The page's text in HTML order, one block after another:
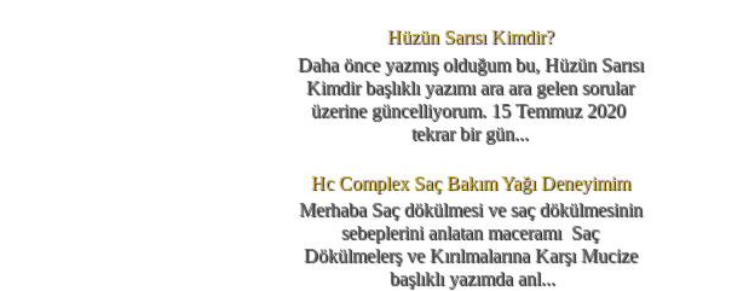
Hüzün Sarısı Kimdir?
Daha önce yazmış olduğum bu, Hüzün Sarısı
Kimdir başlıklı yazımı ara ara gelen sorular
üzerine güncelliyorum. 15 Temmuz 2020
tekrar bir gün...
Hc Complex Saç Bakım Yağı Deneyimim
Merhaba Saç dökülmesi ve saç dökülmesinin
sebeplerini anlatan maceramı Saç
Dökülmelerş ve Kırılmalarına Karşı Mucize
başlıklı yazımda anl...